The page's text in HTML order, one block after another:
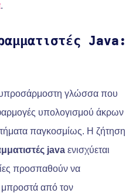
.
Java:
ευπροσάρμοστη γλώσσα που
υπολογισμού άκρων
παγκοσμίως. Η ζήτηση
java ενισχύεται
προσπαθούν να
μπροστά από τον